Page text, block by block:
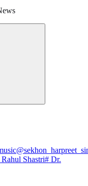
Shastri# Dr.